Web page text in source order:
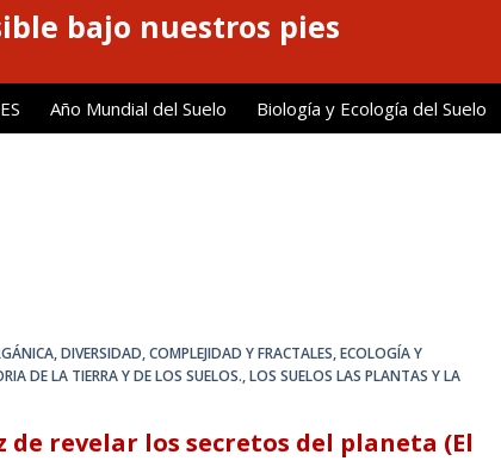
bajo nuestros pies
Año Mundial del Suelo Biología y Ecología del Suelo
,DIVERSIDAD, COMPLEJIDAD Y FRACTALES,ECOLOGÍA Y
DE LA TIERRA Y DE LOS SUELOS.,LOS SUELOS LAS PLANTAS Y LA
revelar los secretos del planeta (El